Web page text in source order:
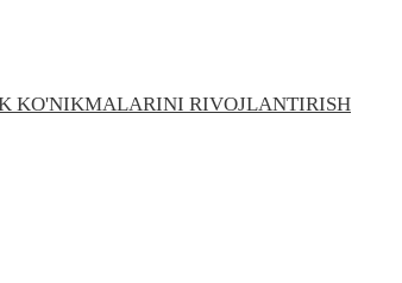
KO'NIKMALARINI RIVOJLANTIRISH